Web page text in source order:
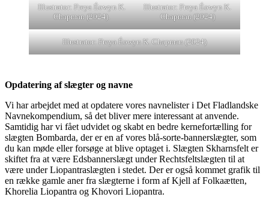
Illustrator: Freya Éowyn K.
Chapman (2024).
Illustrator: Freya Éowyn K.
Chapman (2024)
Illustrator: Freya Éowyn K. Chapman (2024)
Opdatering af slægter og navne
Vi har arbejdet med at opdatere vores navnelister i Det Fladlandske
Navnekompendium, så det bliver mere interessant at anvende.
Samtidig har vi fået udvidet og skabt en bedre kernefortælling for
slægten Bombarda, der er en af vores blå-sorte-bannerslægter, som
du kan møde eller forsøge at blive optaget i. Slægten Skharnsfelt er
skiftet fra at være Edsbannerslægt under Rechtsfeltslægten til at
være under Liopantraslægten i stedet. Der er også kommet grafik til
en række gamle aner fra slægterne i form af Kjell af Folkaætten,
Khorelia Liopantra og Khovori Liopantra.